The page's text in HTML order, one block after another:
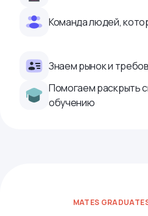
Команда людей,
Знаем рынок и
Помогаем раскрыть
обучению
MATES